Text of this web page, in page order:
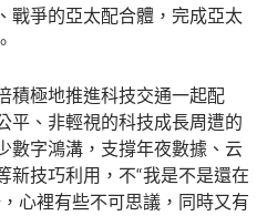
戰爭的亞太配合體，完成亞太
積極地推進科技交通一起配
平、非輕視的科技成長周遭的
數字鴻溝，支撐年夜數據、云
新技巧利用，不“我是不是還在
心裡有些不可思議，同時又有